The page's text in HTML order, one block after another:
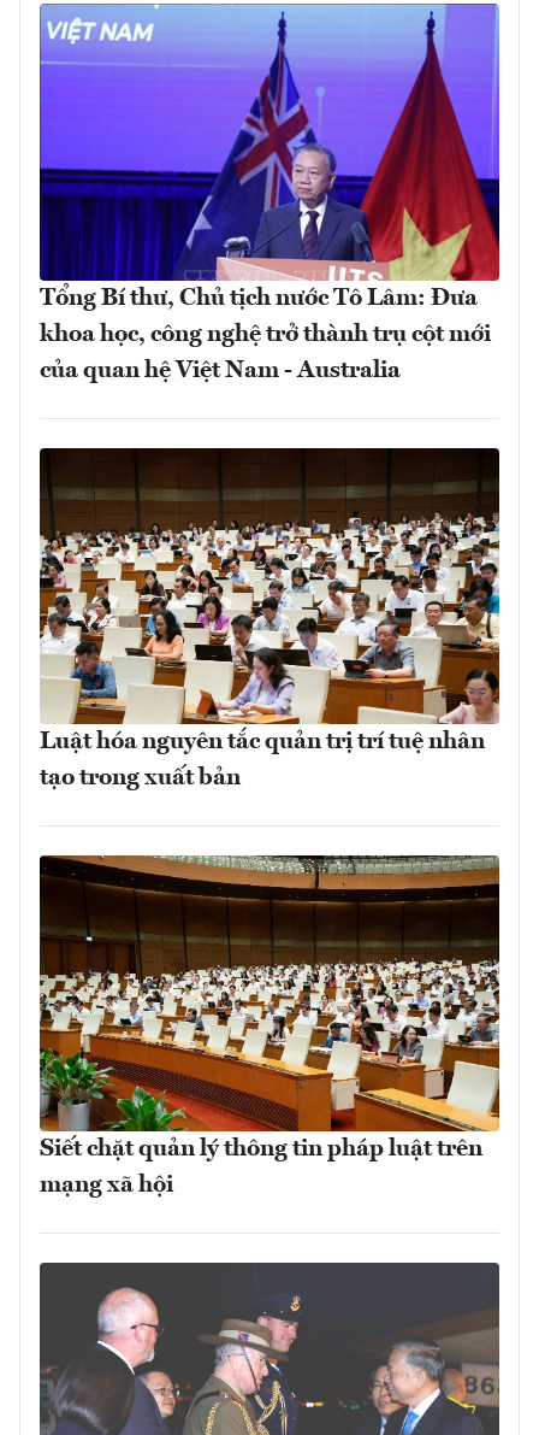
Tổng Bí thư, Chủ tịch nước Tô Lâm: Đưa
khoa học, công nghệ trở thành trụ cột mới
của quan hệ Việt Nam - Australia
Luật hóa nguyên tắc quản trị trí tuệ nhân
tạo trong xuất bản
Siết chặt quản lý thông tin pháp luật trên
mạng xã hội